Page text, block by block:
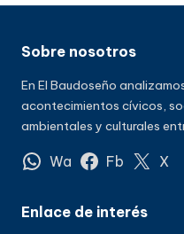
Sobre nosotros
En El Baudoseño
acontecimientos cívicos,
ambientales y culturales
Wa Fb X
Enlace de interés